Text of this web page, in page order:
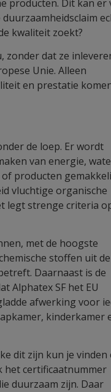
producten. Dit kan er
kwaliteit zoekt?
zonder dat ze
Unie. Alleen
en prestatie
de loep. Er wordt
van energie,
producten
vluchtige organische
legt strenge criteria
met de hoogste
stoffen uit
Daarnaast is de
Alphatex SF het EU
afwerking voor
kinderkamer
dit zijn kun je vinden
het certificaatnummer
duurzaam zijn. Daar